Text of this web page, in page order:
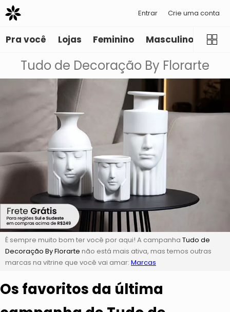
Entrar Crie uma conta
Pra você Lojas Feminino Masculino
Tudo de Decoração By Florarte
É sempre muito bom ter você por aqui! A campanha Tudo de
Decoração By Florarte não está mais ativa, mas temos outras
marcas na vitrine que você vai amar: Marcas
Os favoritos da última